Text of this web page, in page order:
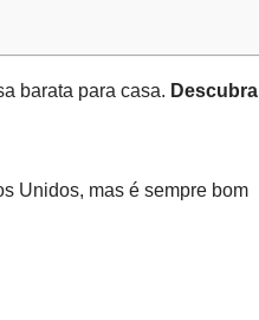
barata para casa. Descubra
Unidos, mas é sempre bom